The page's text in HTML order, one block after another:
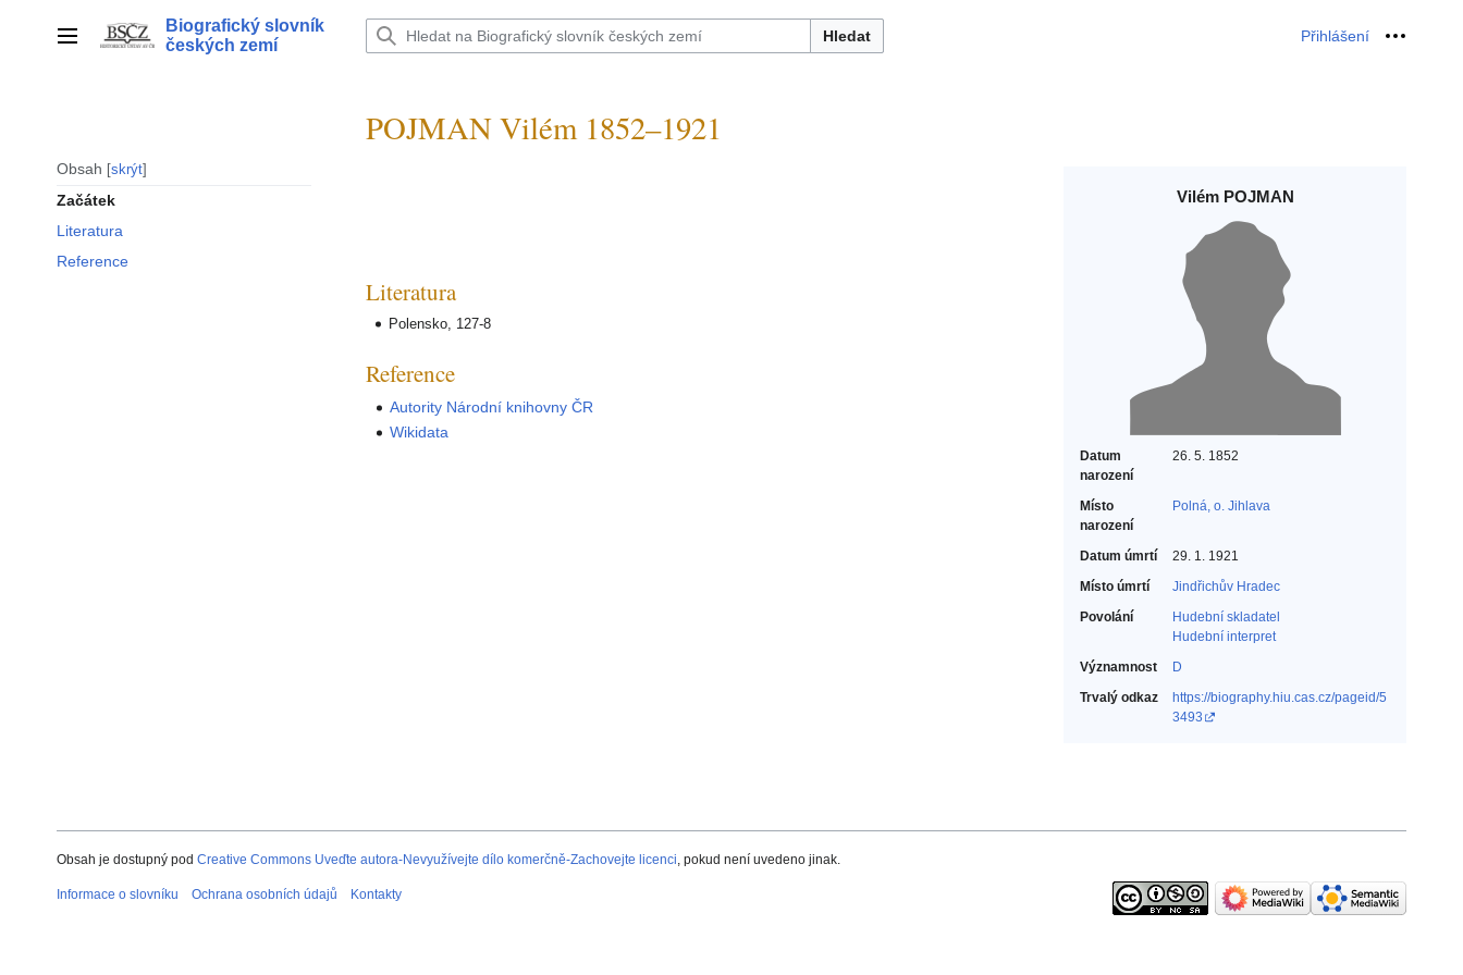
Hlavní menu
Biografický slovník
českých zemí
Hledat Přihlášení Osobní
Obsah skrýt
Začátek
Literatura
Reference
POJMAN Vilém 1852–1921
Vilém POJMAN
Datum
narození
26. 5. 1852
Místo
narození
Polná, o. Jihlava
Datum úmrtí
29. 1. 1921
Místo úmrtí
Jindřichův Hradec
Povolání
Hudební skladatel‎
Hudební interpret‎
Významnost
D
Trvalý odkaz
https://biography.hiu.cas.cz/pageid/5
3493
Literatura
Polensko, 127-8
Reference
Autority Národní knihovny ČR
Wikidata
Obsah je dostupný pod Creative Commons Uveďte autora-Nevyužívejte dílo komerčně-Zachovejte licenci, pokud není uvedeno jinak.
Informace o slovníku Ochrana osobních údajů Kontakty